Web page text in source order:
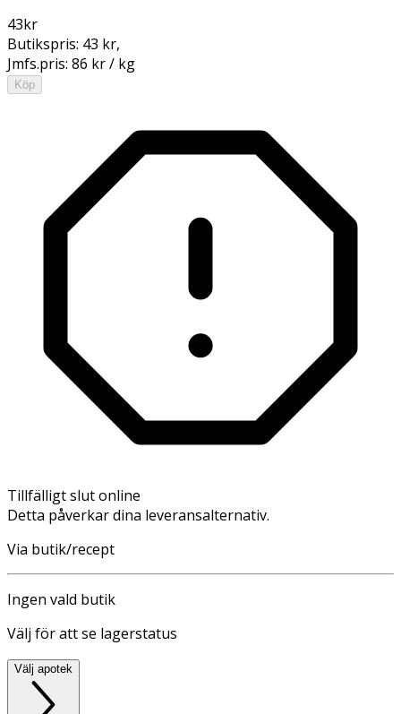
43kr
Butikspris: 43 kr,
Jmfs.pris: 86 kr / kg
Köp
Tillfälligt slut online
Detta påverkar dina leveransalternativ.
Via butik/recept
Ingen vald butik
Välj för att se lagerstatus
Välj apotek